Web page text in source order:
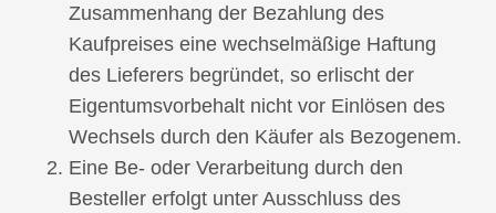
Zusammenhang der Bezahlung des
Kaufpreises eine wechselmäßige Haftung
des Lieferers begründet, so erlischt der
Eigentumsvorbehalt nicht vor Einlösen des
Wechsels durch den Käufer als Bezogenem.
Eine Be- oder Verarbeitung durch den
Besteller erfolgt unter Ausschluss des